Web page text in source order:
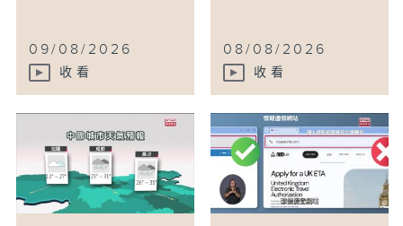
09/08/2026
收看
08/08/2026
收看